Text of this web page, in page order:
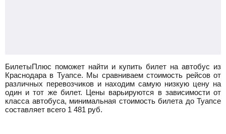
БилетыПлюс поможет найти и купить билет на автобус из
Краснодара в Туапсе. Мы сравниваем стоимость рейсов от
различных перевозчиков и находим самую низкую цену на
один и тот же билет. Цены варьируются в зависимости от
класса автобуса, минимальная стоимость билета до Туапсе
составляет всего 1 481 руб.